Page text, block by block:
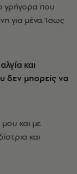
γρήγορα που
για μένα. Ίσως
και
δεν μπορείς να
μου και με
και